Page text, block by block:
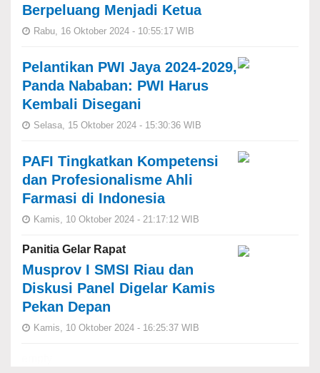
Berpeluang Menjadi Ketua
Rabu, 16 Oktober 2024 - 10:55:17 WIB
Pelantikan PWI Jaya 2024-2029,
Panda Nababan: PWI Harus
Kembali Disegani
Selasa, 15 Oktober 2024 - 15:30:36 WIB
PAFI Tingkatkan Kompetensi
dan Profesionalisme Ahli
Farmasi di Indonesia
Kamis, 10 Oktober 2024 - 21:17:12 WIB
Panitia Gelar Rapat
Musprov I SMSI Riau dan
Diskusi Panel Digelar Kamis
Pekan Depan
Kamis, 10 Oktober 2024 - 16:25:37 WIB